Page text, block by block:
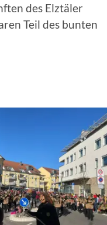
des Elztäler
Teil des bunten